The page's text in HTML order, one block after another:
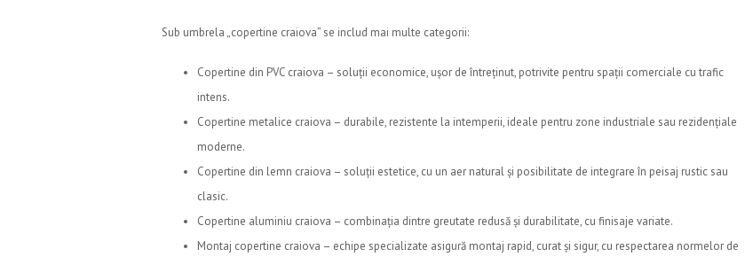
Sub umbrela „copertine craiova” se includ mai multe categorii:
Copertine din PVC craiova – soluții economice, ușor de întreținut, potrivite pentru spații comerciale cu trafic
intens.
Copertine metalice craiova – durabile, rezistente la intemperii, ideale pentru zone industriale sau rezidențiale
moderne.
Copertine din lemn craiova – soluții estetice, cu un aer natural și posibilitate de integrare în peisaj rustic sau
clasic.
Copertine aluminiu craiova – combinația dintre greutate redusă și durabilitate, cu finisaje variate.
Montaj copertine craiova – echipe specializate asigură montaj rapid, curat și sigur, cu respectarea normelor de